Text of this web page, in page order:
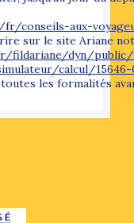
conseils-aux-
sur le site Ariane
fildariane/dyn/
calcul/15646-
les formalités